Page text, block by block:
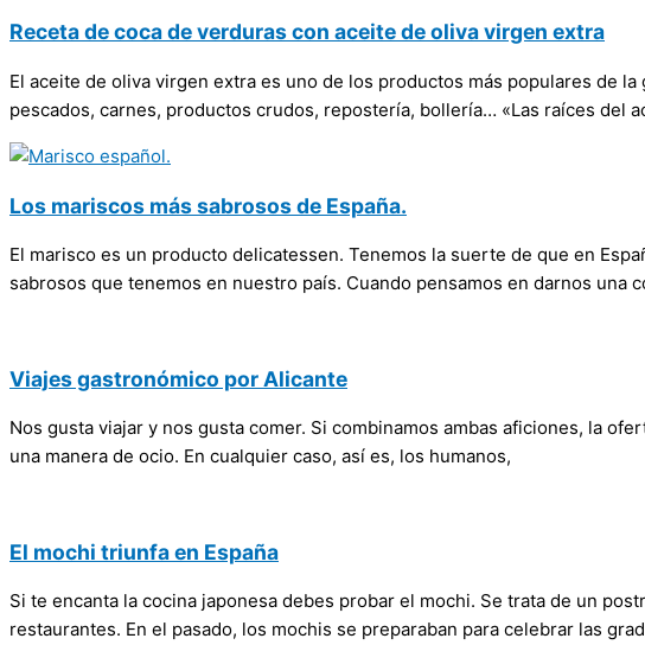
Receta de coca de verduras con aceite de oliva virgen extra
El aceite de oliva virgen extra es uno de los productos más populares de
pescados, carnes, productos crudos, repostería, bollería… «Las raíces del
Los mariscos más sabrosos de España.
El marisco es un producto delicatessen. Tenemos la suerte de que en
sabrosos que tenemos en nuestro país. Cuando pensamos en darnos una
Viajes gastronómico por Alicante
Nos gusta viajar y nos gusta comer. Si combinamos ambas aficiones, la
una manera de ocio. En cualquier caso, así es, los humanos,
El mochi triunfa en España
Si te encanta la cocina japonesa debes probar el mochi. Se trata de un
restaurantes. En el pasado, los mochis se preparaban para celebrar las